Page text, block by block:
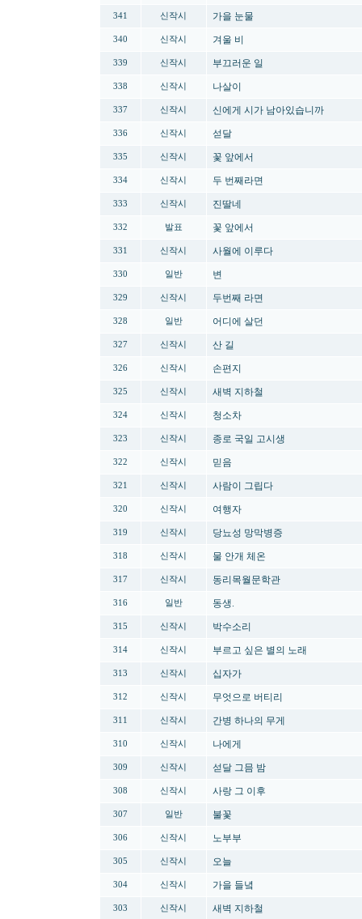
341 신작시 가을 눈물
340 신작시 겨울 비
339 신작시 부끄러운 일
338 신작시 나살이
337 신작시 신에게 시가 남아있습니까
336 신작시 섣달
335 신작시 꽃 앞에서
334 신작시 두 번째라면
333 신작시 진딸네
332 발표 꽃 앞에서
331 신작시 사월에 이루다
330 일반 변
329 신작시 두번째 라면
328 일반 어디에 살던
327 신작시 산 길
326 신작시 손편지
325 신작시 새벽 지하철
324 신작시 청소차
323 신작시 종로 국일 고시생
322 신작시 믿음
321 신작시 사람이 그립다
320 신작시 여행자
319 신작시 당뇨성 망막병증
318 신작시 물 안개 체온
317 신작시 동리목월문학관
316 일반 동생.
315 신작시 박수소리
314 신작시 부르고 싶은 별의 노래
313 신작시 십자가
312 신작시 무엇으로 버티리
311 신작시 간병 하나의 무게
310 신작시 나에게
309 신작시 섣달 그믐 밤
308 신작시 사랑 그 이후
307 일반 불꽃
306 신작시 노부부
305 신작시 오늘
304 신작시 가을 들녘
303 신작시 새벽 지하철